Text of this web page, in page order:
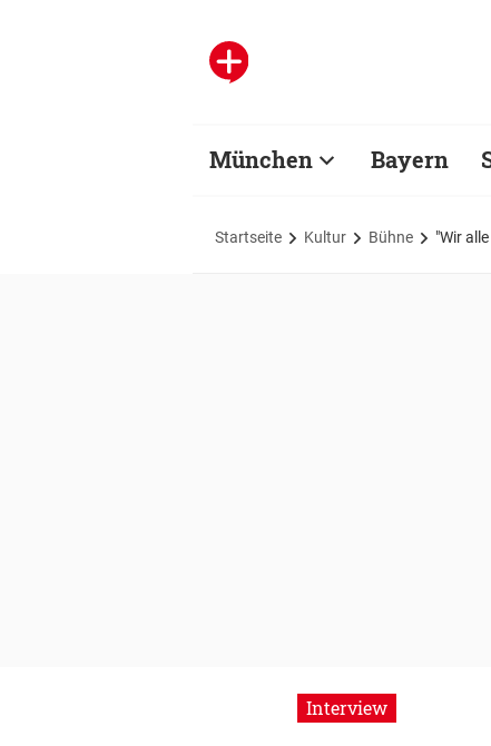
München Bayern
Startseite Kultur Bühne "Wir
Interview